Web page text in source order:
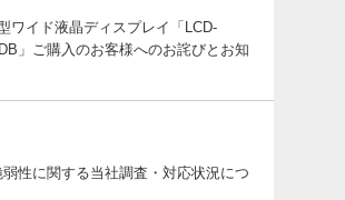
ワイド液晶ディスプレイ「LCD-
」ご購入のお客様へのお詫びとお知
性に関する当社調査・対応状況につ